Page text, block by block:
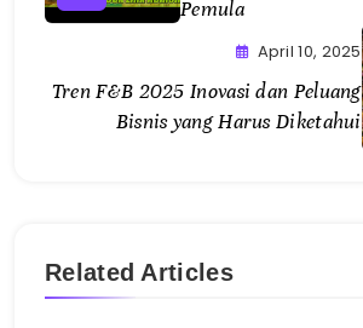
Pemula
April 10, 2025
Tren F&B 2025 Inovasi dan Peluang
Bisnis yang Harus Diketahui
Related Articles